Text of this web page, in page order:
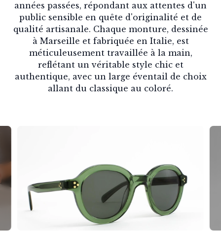
années passées, répondant aux attentes d'un
public sensible en quête d'originalité et de
qualité artisanale. Chaque monture, dessinée
à Marseille et fabriquée en Italie, est
méticuleusement travaillée à la main,
reflétant un véritable style chic et
authentique, avec un large éventail de choix
allant du classique au coloré.
Slide 1 of 6